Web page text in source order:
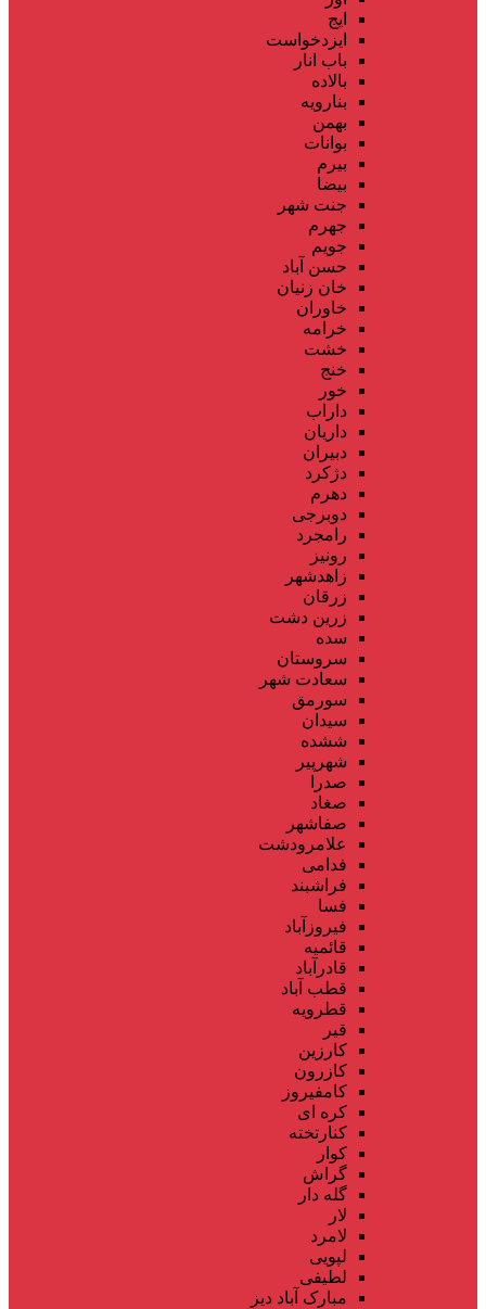
ایج
ایزدخواست
باب انار
بالاده
بنارویه
بهمن
بوانات
بیرم
بیضا
جنت شهر
جهرم
جویم
حسن آباد
خان زنیان
خاوران
خرامه
خشت
خنج
خور
داراب
داریان
دبیران
دژکرد
دهرم
دوبرجی
رامجرد
رونیز
زاهدشهر
زرقان
زرین دشت
سده
سروستان
سعادت شهر
سورمق
سیدان
ششده
شهرپیر
صدرا
صغاد
صفاشهر
علامرودشت
فدامی
فراشبند
فسا
فیروزآباد
قائمیه
قادرآباد
قطب آباد
قطرویه
قیر
کارزین
کازرون
کامفیروز
کره ای
کنارتخته
کوار
گراش
گله دار
لار
لامرد
لپویی
لطیفی
مبارک آباد دیز